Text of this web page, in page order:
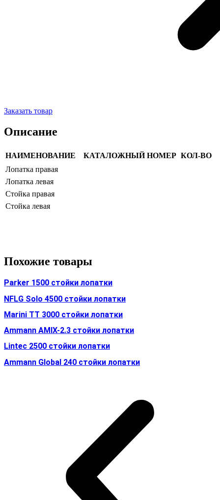
Заказать товар
Описание
НАИМЕНОВАНИЕ КАТАЛОЖНЫЙ НОМЕР КОЛ-ВО
Лопатка правая
Лопатка левая
Стойка правая
Стойка левая
Похожие товары
Parker 1500 стойки лопатки
NFLG Solo 4500 стойки лопатки
Marini TT 3000 стойки лопатки
Ammann AMIX-2.3 стойки лопатки
Lintec 2500 стойки лопатки
Ammann Global 240 стойки лопатки